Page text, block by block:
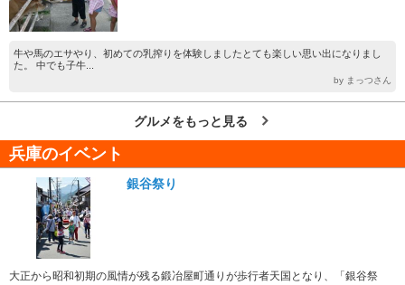
牛や馬のエサやり、初めての乳搾りを体験しましたとても楽しい思い出になりまし
た。 中でも子牛...
by まっつさん
グルメをもっと見る
兵庫のイベント
銀谷祭り
大正から昭和初期の風情が残る鍛冶屋町通りが歩行者天国となり、「銀谷祭